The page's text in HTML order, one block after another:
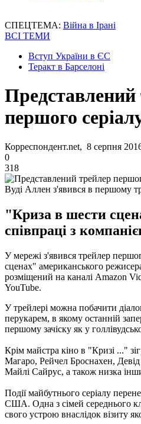
СПЕЦТЕМА: Війна в Ірані
ВСІ ТЕМИ
Вступ України в ЄС
Теракт в Барселоні
Представлений
першого
Корреспондент.net, 8 серпня
0
318
Вуді Аллен з'явився в першому
"Криза в шести
співпраці з
У мережі з'явився трейлер
сценах" американського
розміщений на каналі Amazon
YouTube.
У трейлері можна побачити
перукарем, в якому останній
першому зачіску як у
Крім майстра кіно в "Кризі ..."
Магаро, Рейчел Броснахен, Девід
Майлі Сайрус, а також низка
Події майбутнього серіалу
США. Одна з сімей середнього
свого устрою внаслідок візиту